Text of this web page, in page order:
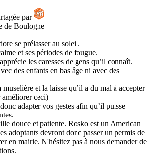
par
de Boulogne
se prélasser au soleil.
et ses périodes de fougue.
les caresses de gens qu’il connaît.
des enfants en bas âge ni avec des
et la laisse qu’il a du mal à accepter
ceci)
adapter vos gestes afin qu’il puisse
douce et patiente. Rosko est un American
adoptants devront donc passer un permis de
en mairie. N'hésitez pas à nous demander de